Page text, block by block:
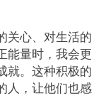
关心、对生活的
能量时，我会更
就。这种积极的
人，让他们也感